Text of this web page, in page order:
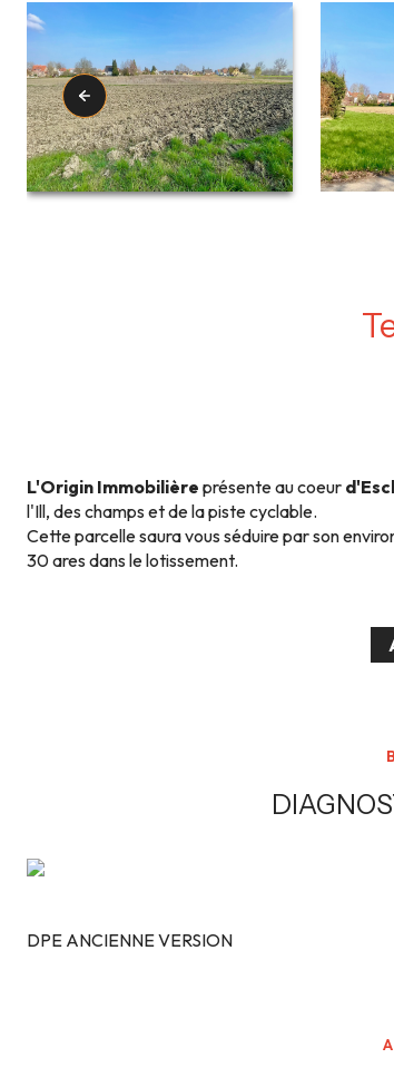
L'Origin Immobilière présente au coeur
l'Ill, des champs et de la piste cyclable.
Cette parcelle saura vous séduire par son
30 ares dans le lotissement.
Vous recherchez à construire votre maison à
commodités et le calme de la campagne ? La
associations sportives pour les petits comme
Vous souhaitez un projet clé en main ?
- Un projet sur mesure selon votre souhait
- Dans un cadre verdoyant
148 995 € Honoraires à la charge du vendeur.
DPE ANCIENNE VERSION